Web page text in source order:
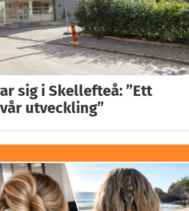
sig i Skellefteå: ”Ett
utveckling”